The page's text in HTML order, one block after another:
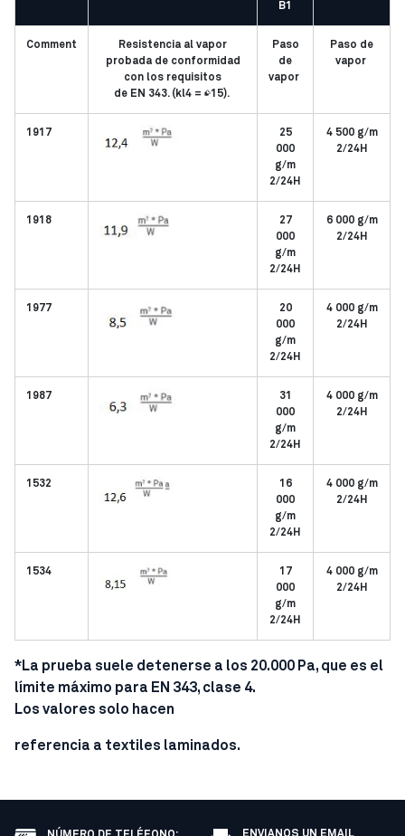
B1
Comment
Resistencia al vapor
probada de conformidad
con los requisitos
de EN 343. (kl4 = ≤15).
Paso
de
vapor
Paso de
vapor
1917
25
000
g/m
2/24H
4 500 g/m
2/24H
1918
27
000
g/m
2/24H
6 000 g/m
2/24H
1977
20
000
g/m
2/24H
4 000 g/m
2/24H
1987
31
000
g/m
2/24H
4 000 g/m
2/24H
1532
16
000
g/m
2/24H
4 000 g/m
2/24H
1534
17
000
g/m
2/24H
4 000 g/m
2/24H
*La prueba suele detenerse a los 20.000 Pa, que es el
límite máximo para EN 343, clase 4.
Los valores solo hacen
referencia a textiles laminados.